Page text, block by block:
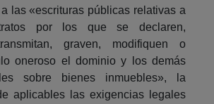
las «escrituras públicas relativas a
por los que se declaren,
graven, modifiquen o
oneroso el dominio y los demás
sobre bienes inmuebles», la
aplicables las exigencias legales